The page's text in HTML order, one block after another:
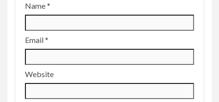
Name*
Email*
Website